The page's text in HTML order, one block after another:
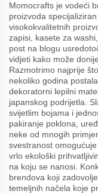
Momocrafts je vodeći
proizvoda
visokokvalitetnih
zapisi, kasete za
post na blogu
vidjeti kako može
Razmotrimo najprije
nekoliko godina
dekoratorni lepilni
japanskog podrijetla.
svijetlim bojama i
pakiranje poklona,
neke od mnogih
svestranost
vrlo ekološki
na koju se nanosi.
brendova koji
temeljnih načela koje